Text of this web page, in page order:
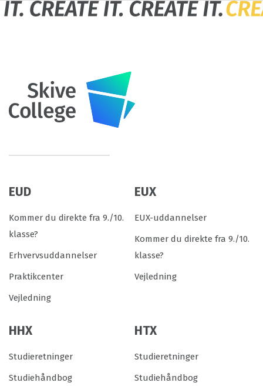
EUD
Kommer du direkte fra 9./10.
klasse?
Erhvervsuddannelser
Praktikcenter
Vejledning
EUX
EUX-uddannelser
Kommer du direkte fra 9./10.
klasse?
Vejledning
HHX
Studieretninger
Studiehåndbog
HTX
Studieretninger
Studiehåndbog